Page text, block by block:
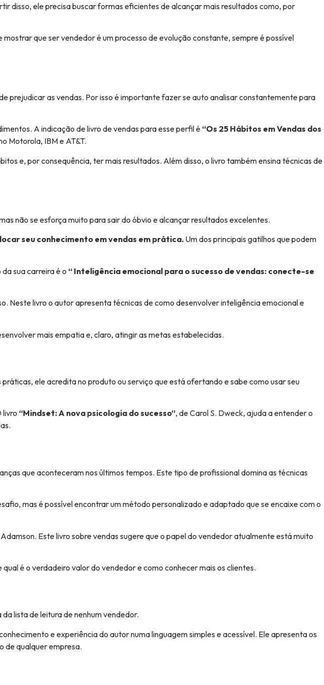
disso, ele precisa buscar formas eficientes de alcançar mais resultados como, por
que ser vendedor é um processo de evolução constante, sempre é possível
prejudicar as vendas. Por isso é importante fazer se auto analisar constantemente para
A indicação de livro de vendas para esse perfil é “Os 25 Hábitos em Vendas dos
Motorola, IBM e AT&T.
e, por consequência, ter mais resultados. Além disso, o livro também ensina técnicas de
não se esforça muito para sair do óbvio e alcançar resultados excelentes.
seu conhecimento em vendas em prática. Um dos principais gatilhos que podem
sua carreira é o “ Inteligência emocional para o sucesso de vendas: conecte-se
Neste livro o autor apresenta técnicas de como desenvolver inteligência emocional e
mais empatia e, claro, atingir as metas estabelecidas.
ele acredita no produto ou serviço que está ofertando e sabe como usar seu
livro “Mindset: A nova psicologia do sucesso”, de Carol S. Dweck, ajuda a entender o
que aconteceram nos últimos tempos. Este tipo de profissional domina as técnicas
mas é possível encontrar um método personalizado e adaptado que se encaixe com o
Este livro sobre vendas sugere que o papel do vendedor atualmente está muito
é o verdadeiro valor do vendedor e como conhecer mais os clientes.
lista de leitura de nenhum vendedor.
e experiência do autor numa linguagem simples e acessível. Ele apresenta os
de qualquer empresa.